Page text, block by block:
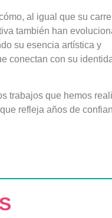
al igual que su
también han
su esencia artística y
conectan con su
trabajos que hemos
refleja años de